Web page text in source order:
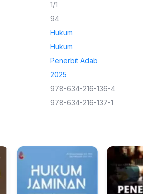
1/1
94
Hukum
Hukum
Penerbit Adab
2025
978-634-216-136-4
978-634-216-137-1